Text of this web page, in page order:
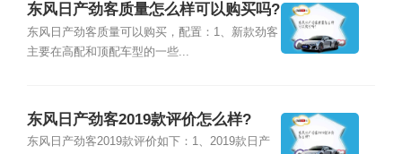
东风日产劲客质量怎么样可以购买吗?
东风日产劲客质量可以购买，配置：1、新款劲客
主要在高配和顶配车型的一些...
东风日产劲客2019款评价怎么样?
东风日产劲客2019款评价如下：1、2019款日产